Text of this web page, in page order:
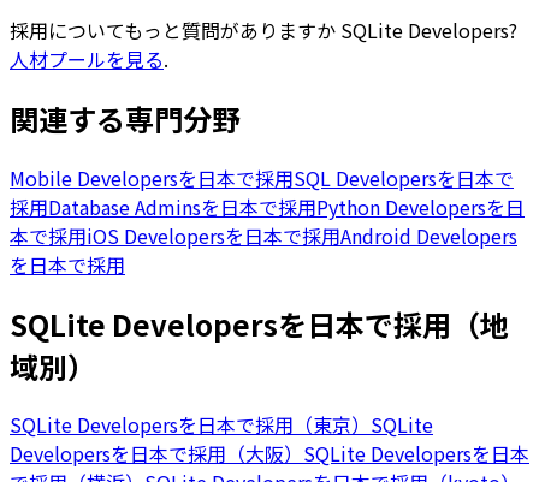
採用についてもっと質問がありますか SQLite Developers?
人材プールを見る.
関連する専門分野
Mobile Developersを日本で採用SQL Developersを日本で
採用Database Adminsを日本で採用Python Developersを日
本で採用iOS Developersを日本で採用Android Developers
を日本で採用
SQLite Developersを日本で採用（地
域別）
SQLite Developersを日本で採用（東京） SQLite
Developersを日本で採用（大阪） SQLite Developersを日本